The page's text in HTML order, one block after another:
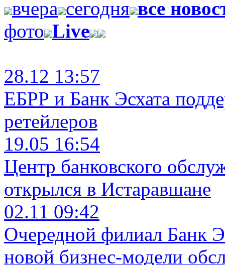
вчера сегодня все
фото Live
28.12 13:57
ЕБРР и Банк Эсхата
ретейлеров
19.05 16:54
Центр банковского
открылся в Истаравшане
02.11 09:42
Очередной филиал Банк
новой бизнес-модели